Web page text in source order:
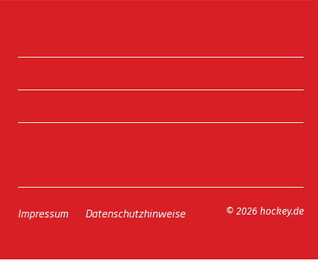
Impressum Datenschutzhinweise © 2026 hockey.de